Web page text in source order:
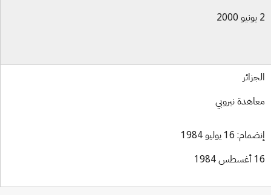
نيروبي
16 يوليو 1984